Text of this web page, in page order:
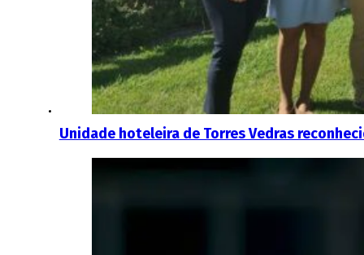
Unidade hoteleira de Torres Vedras